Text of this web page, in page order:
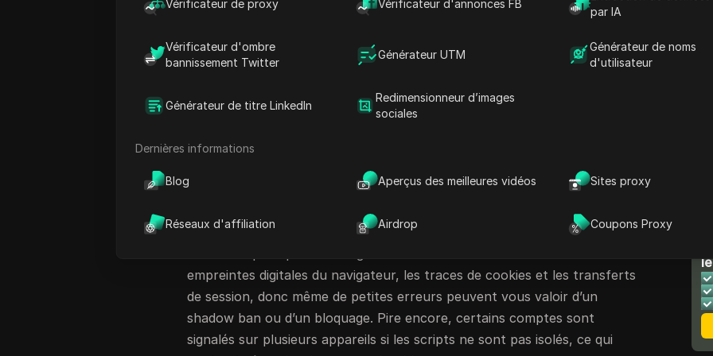
Vérificateur de proxy Vérificateur d'annonces FB
par IA
Vérificateur d'ombre
bannissement Twitter
Générateur UTM
Générateur de noms
d'utilisateur
Générateur de titre LinkedIn
Redimensionneur d’images
sociales
Dernières informations
Blog Aperçus des meilleures vidéos Sites proxy
Réseaux d'affiliation Airdrop Coupons Proxy
devenues plus strictes début 2026. Un codeur a partagé sur
Stack
journée, pour se retrouver le lendemain matin avec des CAPTCHA sans
de l’IA Perplexity, que ce soit pour la recherche, la formation ou
l’intelligence économique, déclenche désormais des défenses superposées
qui signalent des empreintes digitales répétées, des proxies partagés, et
Beaucoup d’utilisateurs essaient d’éviter ces blocages en faisant tourner
des proxies ou en ajustant leurs scripts de scraper AI perplexe, mais cela
ne dure que rarement longtemps. Le web scraping de perplexité nécessite
empreintes digitales du navigateur, les traces de cookies et les transferts
de session, donc même de petites erreurs peuvent vous valoir d’un
shadow ban ou d’un bloquage. Pire encore, certains comptes sont
signalés sur plusieurs appareils si les scripts ne sont pas isolés, ce qui